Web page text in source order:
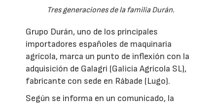
Tres generaciones de la familia Durán.
Grupo Durán, uno de los principales
importadores españoles de maquinaria
agrícola, marca un punto de inflexión con la
adquisición de Galagri (Galicia Agrícola SL),
fabricante con sede en Rábade (Lugo).
Según se informa en un comunicado, la